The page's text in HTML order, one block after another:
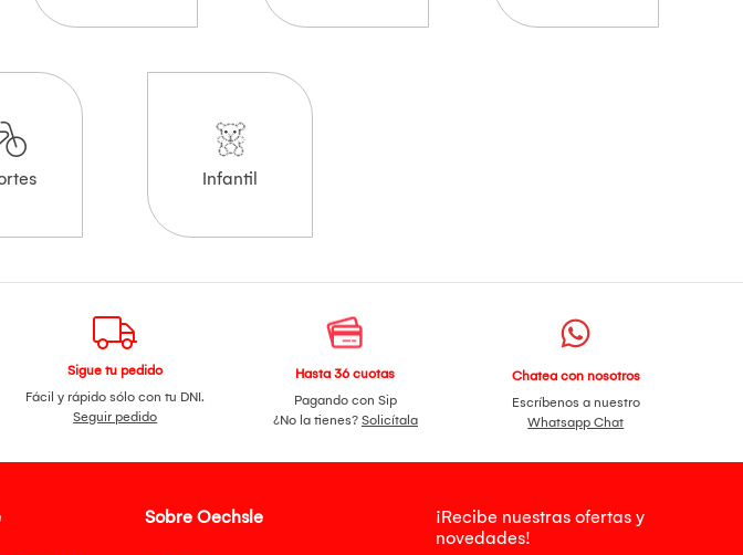
Infantil
Sigue tu pedido
Fácil y rápido sólo con tu DNI.
Seguir pedido
Hasta 36 cuotas
Pagando con Sip
¿No la tienes? Solicítala
Chatea con nosotros
Escríbenos a nuestro
Whatsapp Chat
Sobre Oechsle
¡Recibe nuestras ofertas y
novedades!